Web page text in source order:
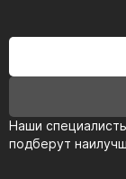
Наши
подберут